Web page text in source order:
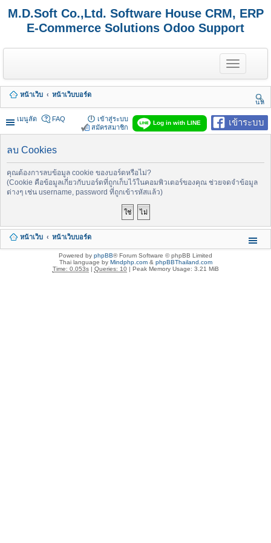
M.D.Soft Co.,Ltd. Software House CRM, ERP
E-Commerce Solutions Odoo Support
T
o
g
e
n
a
v
a
i
หน้าเว็บ
หน้าเว็บบอร์ด
นห
า
เมนูลัด
เข้าระบบ
Log in with LINE
FAQ
เข้าสู่ระบบ
สมัครสมาชิก
ลบ Cookies
คุณต้องการลบข้อมูล cookie ของบอร์ดหรือไม่?
(Cookie คือข้อมูลเกี่ยวกับบอร์ดที่ถูกเก็บไว้ในคอมพิวเตอร์ของคุณ ช่วยจดจำข้อมูล
ต่างๆ เช่น username, password ที่ถูกเข้ารหัสแล้ว)
หน้าเว็บ หน้าเว็บบอร์ด
Powered by phpBB® Forum Software © phpBB Limited
Thai language by Mindphp.com& phpBBThailand.com
Time: 0.053s| Queries: 10| Peak Memory Usage: 3.21 MiB